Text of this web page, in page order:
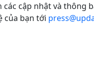
cập nhật và thông
của bạn tới